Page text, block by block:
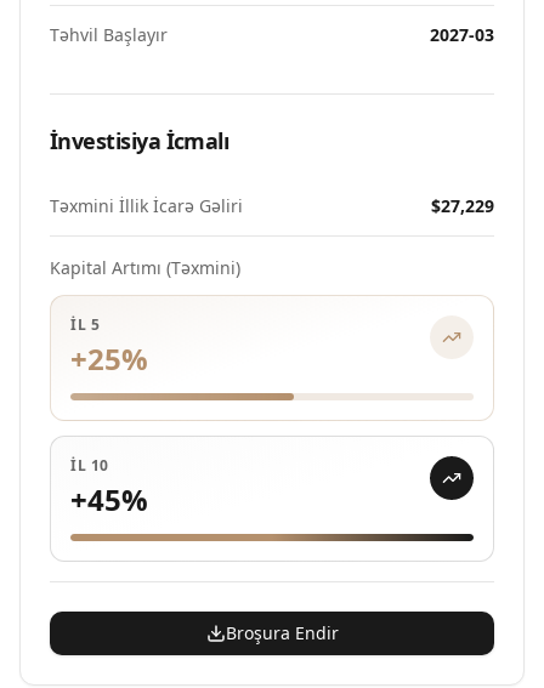
Təhvil Başlayır 2027-03
İnvestisiya İcmalı
Təxmini İllik İcarə Gəliri $27,229
Kapital Artımı (Təxmini)
İL 5
+25%
İL 10
+45%
Broşura Endir